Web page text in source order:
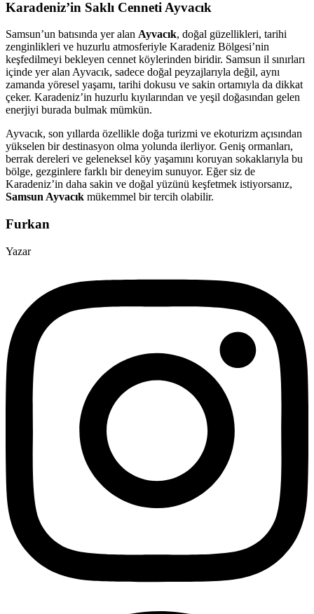
Karadeniz’in Saklı Cenneti Ayvacık
Samsun’un batısında yer alan Ayvacık, doğal güzellikleri, tarihi
zenginlikleri ve huzurlu atmosferiyle Karadeniz Bölgesi’nin
keşfedilmeyi bekleyen cennet köylerinden biridir. Samsun il sınırları
içinde yer alan Ayvacık, sadece doğal peyzajlarıyla değil, aynı
zamanda yöresel yaşamı, tarihi dokusu ve sakin ortamıyla da dikkat
çeker. Karadeniz’in huzurlu kıyılarından ve yeşil doğasından gelen
enerjiyi burada bulmak mümkün.
Ayvacık, son yıllarda özellikle doğa turizmi ve ekoturizm açısından
yükselen bir destinasyon olma yolunda ilerliyor. Geniş ormanları,
berrak dereleri ve geleneksel köy yaşamını koruyan sokaklarıyla bu
bölge, gezginlere farklı bir deneyim sunuyor. Eğer siz de
Karadeniz’in daha sakin ve doğal yüzünü keşfetmek istiyorsanız,
Samsun Ayvacık mükemmel bir tercih olabilir.
Furkan
Yazar